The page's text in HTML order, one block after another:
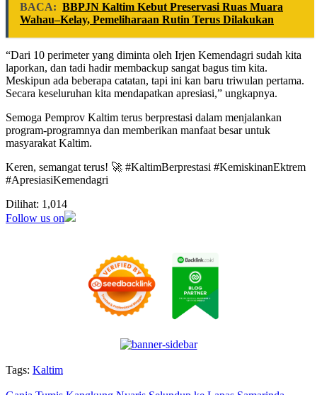
BACA: BBPJN Kaltim Kebut Preservasi Ruas Muara
Wahau–Kelay, Pemeliharaan Rutin Terus Dilakukan
“Dari 10 perimeter yang diminta oleh Irjen Kemendagri sudah kita
laporkan, dan tadi hadir membackup sangat bagus tim kita.
Meskipun ada beberapa catatan, tapi ini kan baru triwulan pertama.
Secara keseluruhan kita mendapatkan apresiasi,” ungkapnya.
Semoga Pemprov Kaltim terus berprestasi dalam menjalankan
program-programnya dan memberikan manfaat besar untuk
masyarakat Kaltim.
Keren, semangat terus! 🚀 #KaltimBerprestasi #KemiskinanEktrem
#ApresiasiKemendagri
Dilihat: 1,014
Follow us on
Tags: Kaltim